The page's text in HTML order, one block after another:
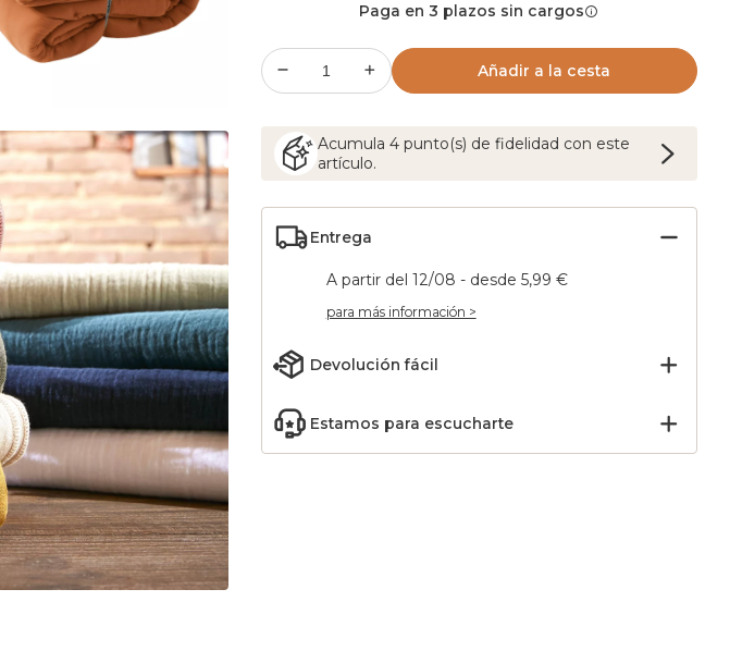
Paga en 3 plazos sin cargos
Añadir a la cesta
Acumula 4punto(s) de fidelidad con este
artículo.
Entrega
A partir del 12/08 - desde 5,99 €
para más información >
Devolución fácil
Estamos para escucharte